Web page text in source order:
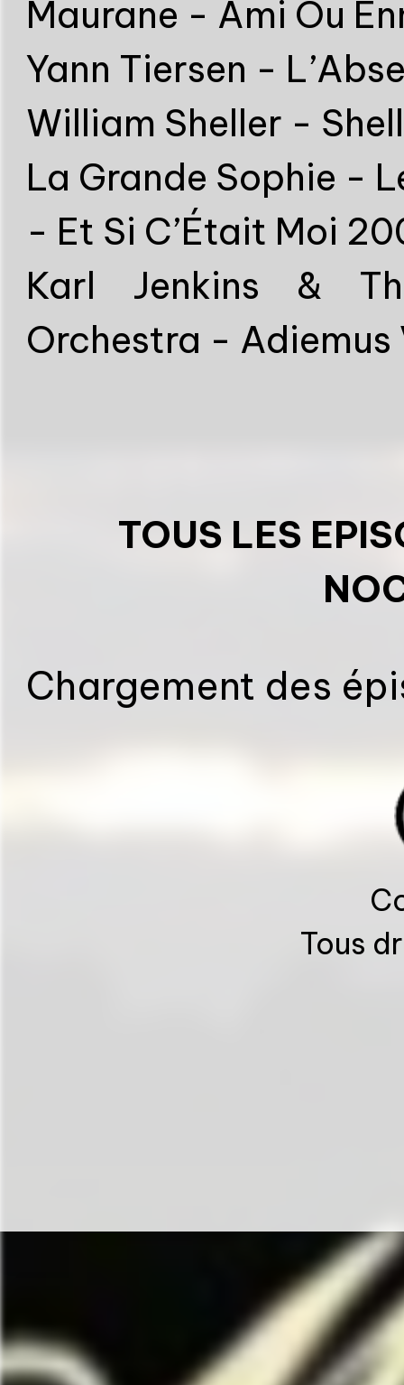
Maurane - Ami Ou
Yann Tiersen -
William Sheller -
La Grande Sophie -
- Et Si C’Était Moi
Karl Jenkins &
Orchestra - Adiemus
TOUS LES
Chargement des
Tous